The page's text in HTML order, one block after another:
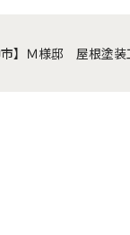
市】Ｍ様邸 屋根塗